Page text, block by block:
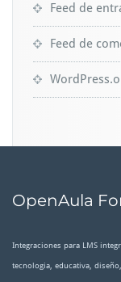
Feed de
Feed de
OpenAula
Integraciones para LMS
tecnologia, educativa,